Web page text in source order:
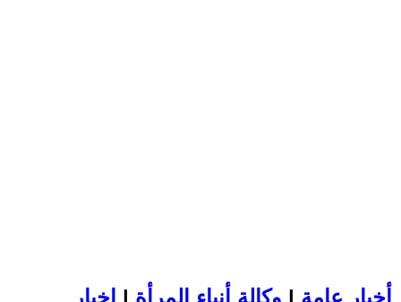
أخبار عامة | وكالة أنباء المرأة | اخبار